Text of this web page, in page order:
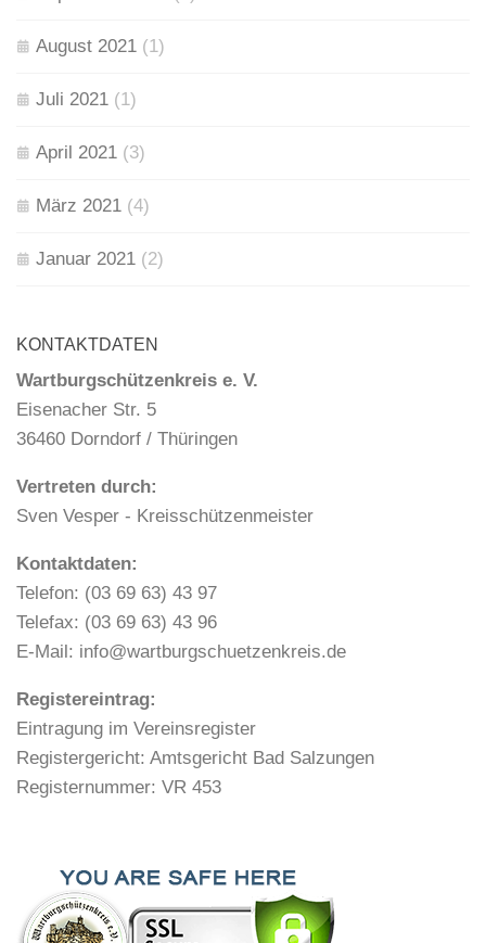
August 2021 (1)
Juli 2021 (1)
April 2021 (3)
März 2021 (4)
Januar 2021 (2)
KONTAKTDATEN
Wartburgschützenkreis e. V.
Eisenacher Str. 5
36460 Dorndorf / Thüringen
Vertreten durch:
Sven Vesper - Kreisschützenmeister
Kontaktdaten:
Telefon: (03 69 63) 43 97
Telefax: (03 69 63) 43 96
E-Mail: info@wartburgschuetzenkreis.de
Registereintrag:
Eintragung im Vereinsregister
Registergericht: Amtsgericht Bad Salzungen
Registernummer: VR 453